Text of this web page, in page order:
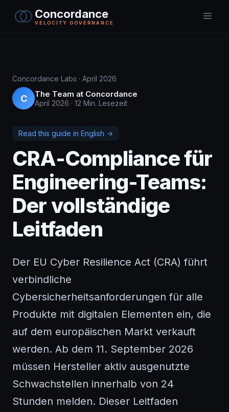
Concordance
VELOCITY GOVERNANCE
Concordance Labs · April 2026
C The Team at Concordance
April 2026 · 12 Min. Lesezeit
Read this guide in English →
CRA-Compliance für
Engineering-Teams:
Der vollständige
Leitfaden
Der EU Cyber Resilience Act (CRA) führt
verbindliche
Cybersicherheitsanforderungen für alle
Produkte mit digitalen Elementen ein, die
auf dem europäischen Markt verkauft
werden. Ab dem 11. September 2026
müssen Hersteller aktiv ausgenutzte
Schwachstellen innerhalb von 24
Stunden melden. Dieser Leitfaden